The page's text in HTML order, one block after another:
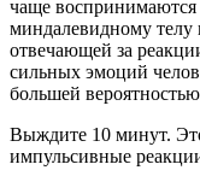
чаще
миндалевидному телу
отвечающей за
сильных эмоций
большей
Выждите 10 минут.
импульсивные